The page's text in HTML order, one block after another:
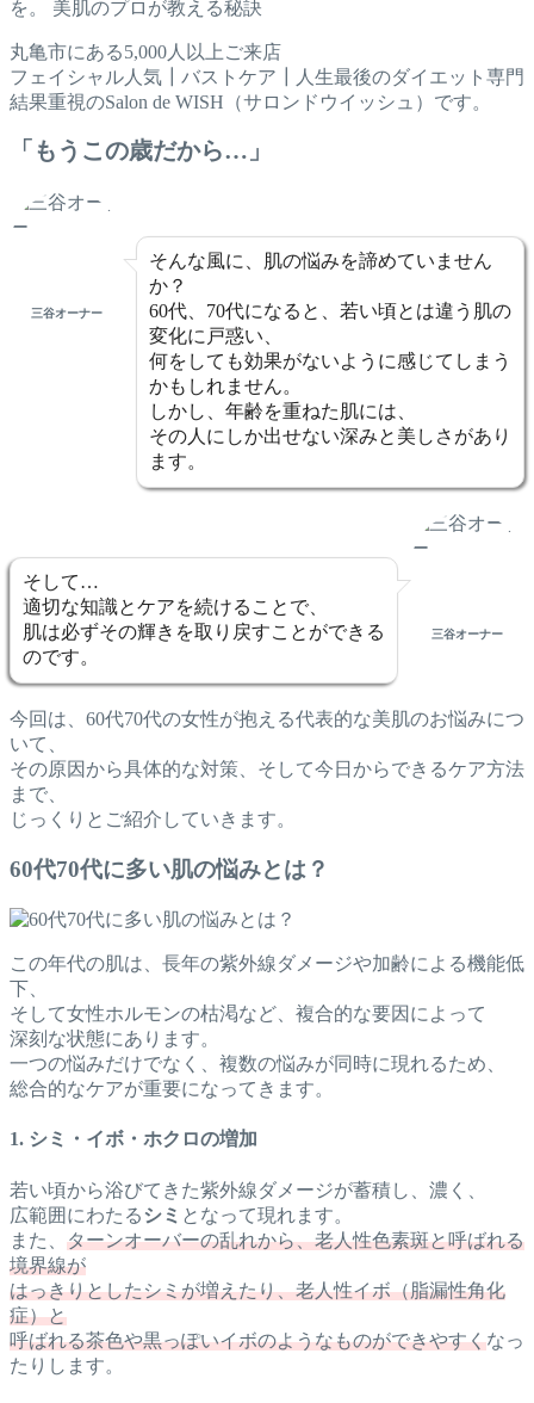
丸亀市にある5,000人以上ご来店
フェイシャル人気┃バストケア┃人生最後のダイエット専門
結果重視のSalon de WISH（サロンドウイッシュ）です。
「もうこの歳だから…」
三谷オーナー
そんな風に、肌の悩みを諦めていません
か？
60代、70代になると、若い頃とは違う肌の
変化に戸惑い、
何をしても効果がないように感じてしまう
かもしれません。
しかし、年齢を重ねた肌には、
その人にしか出せない深みと美しさがあり
ます。
そして…
適切な知識とケアを続けることで、
肌は必ずその輝きを取り戻すことができる
のです。
三谷オーナー
今回は、60代70代の女性が抱える代表的な美肌のお悩みにつ
いて、
その原因から具体的な対策、そして今日からできるケア方法
まで、
じっくりとご紹介していきます。
60代70代に多い肌の悩みとは？
この年代の肌は、長年の紫外線ダメージや加齢による機能低
下、
そして女性ホルモンの枯渇など、複合的な要因によって
深刻な状態にあります。
一つの悩みだけでなく、複数の悩みが同時に現れるため、
総合的なケアが重要になってきます。
1. シミ・イボ・ホクロの増加
若い頃から浴びてきた紫外線ダメージが蓄積し、濃く、
広範囲にわたる シミ となって現れます。
また、 ターンオーバーの乱れから、老人性色素斑と呼ばれる
境界線が
はっきりとしたシミが増えたり、老人性イボ（脂漏性角化
症）と
呼ばれる茶色や黒っぽいイボのようなものができやすくなっ
たりします。